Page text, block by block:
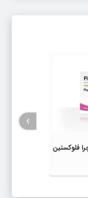
فلوکستین
›